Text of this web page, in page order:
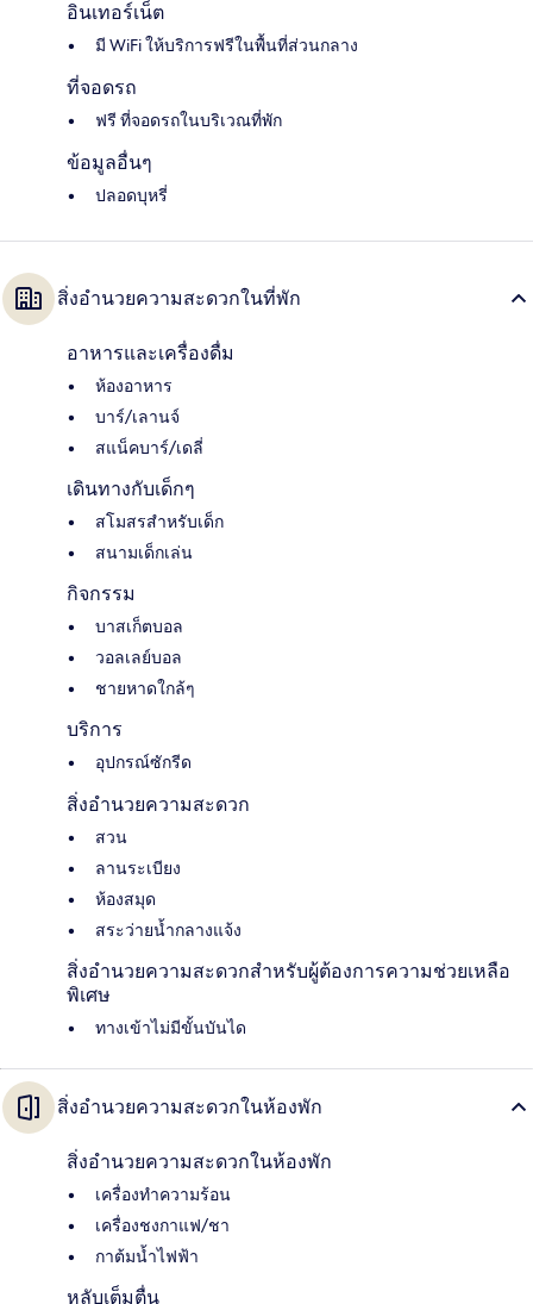
อินเทอร์เน็ต
มี WiFi ให้บริการฟรีในพื้นที่ส่วนกลาง
ที่จอดรถ
ฟรี ที่จอดรถในบริเวณที่พัก
ข้อมูลอื่นๆ
ปลอดบุหรี่
สิ่งอำนวยความสะดวกในที่พัก
อาหารและเครื่องดื่ม
ห้องอาหาร
บาร์/เลานจ์
สแน็คบาร์/เดลี่
เดินทางกับเด็กๆ
สโมสรสำหรับเด็ก
สนามเด็กเล่น
กิจกรรม
บาสเก็ตบอล
วอลเลย์บอล
ชายหาดใกล้ๆ
บริการ
อุปกรณ์ซักรีด
สิ่งอำนวยความสะดวก
สวน
ลานระเบียง
ห้องสมุด
สระว่ายน้ำกลางแจ้ง
สิ่งอำนวยความสะดวกสำหรับผู้ต้องการความช่วยเหลือ
พิเศษ
ทางเข้าไม่มีขั้นบันได
สิ่งอำนวยความสะดวกในห้องพัก
สิ่งอำนวยความสะดวกในห้องพัก
เครื่องทำความร้อน
เครื่องชงกาแฟ/ชา
กาต้มน้ำไฟฟ้า
หลับเต็มตื่น